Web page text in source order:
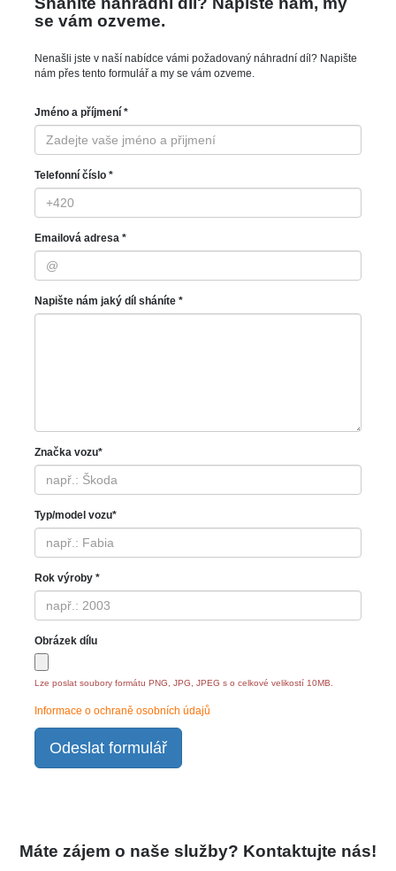
se vám ozveme.
Nenašli jste v naší nabídce vámi požadovaný náhradní díl? Napište
nám přes tento formulář a my se vám ozveme.
Jméno a příjmení *
Telefonní číslo *
Emailová adresa *
Napište nám jaký díl sháníte *
Značka vozu*
Typ/model vozu*
Rok výroby *
Obrázek dílu
Lze poslat soubory formátu PNG, JPG, JPEG s o celkové velikostí 10MB.
Informace o ochraně osobních údajů
Odeslat formulář
Máte zájem o naše služby? Kontaktujte nás!